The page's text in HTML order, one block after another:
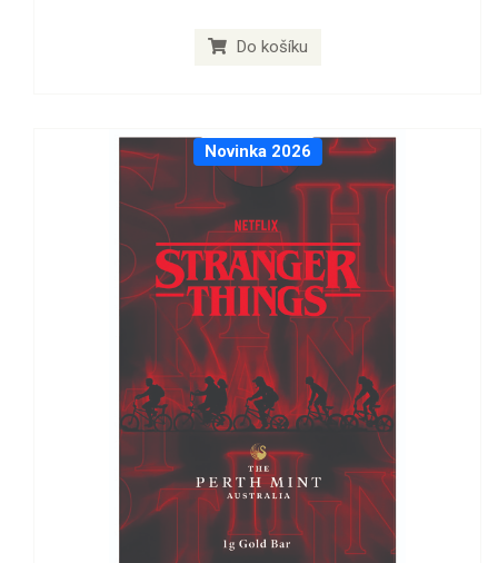
Do košíku
Novinka 2026